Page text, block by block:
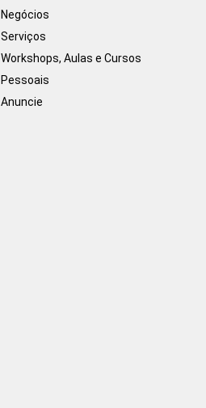
Negócios
Serviços
Workshops, Aulas e Cursos
Pessoais
Anuncie